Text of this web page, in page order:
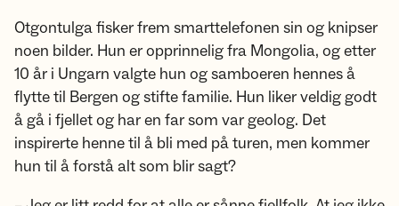
Otgontulga fisker frem smarttelefonen sin og knipser
noen bilder. Hun er opprinnelig fra Mongolia, og etter
10 år i Ungarn valgte hun og samboeren hennes å
flytte til Bergen og stifte familie. Hun liker veldig godt
å gå i fjellet og har en far som var geolog. Det
inspirerte henne til å bli med på turen, men kommer
hun til å forstå alt som blir sagt?